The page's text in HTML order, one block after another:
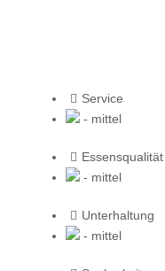
Service
- mittel
Essensqualität
- mittel
Unterhaltung
- mittel